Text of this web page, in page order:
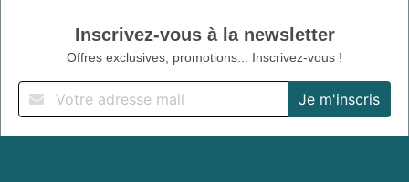
Inscrivez-vous à la newsletter
Offres exclusives, promotions... Inscrivez-vous !